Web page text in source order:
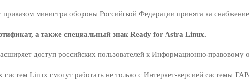
приказом министра обороны Российской Федерации принята на
а также специальный знак Ready for Astra Linux.
доступ российских пользователей к Информационно-
систем Linux смогут работать не только с Интернет-версией системы